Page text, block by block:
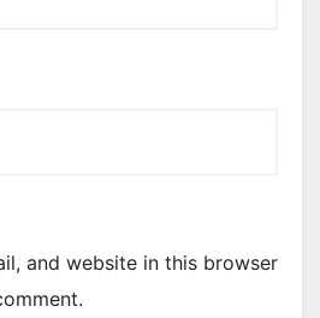
and website in this browser